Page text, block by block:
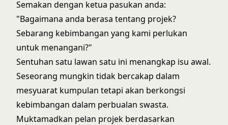
Semakan dengan ketua pasukan anda:
"Bagaimana anda berasa tentang projek?
Sebarang kebimbangan yang kami perlukan
untuk menangani?"
Sentuhan satu lawan satu ini menangkap isu awal.
Seseorang mungkin tidak bercakap dalam
mesyuarat kumpulan tetapi akan berkongsi
kebimbangan dalam perbualan swasta.
Muktamadkan pelan projek berdasarkan